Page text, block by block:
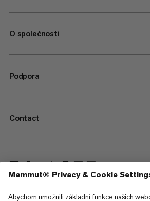
O společnosti
Podpora
Contact